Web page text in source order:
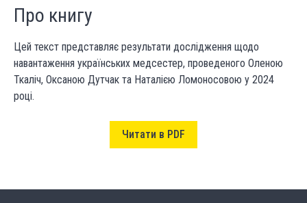
Про книгу
Цей текст представляє результати дослідження щодо
навантаження українських медсестер, проведеного Оленою
Ткаліч, Оксаною Дутчак та Наталією Ломоносовою у 2024
році.
Читати в PDF